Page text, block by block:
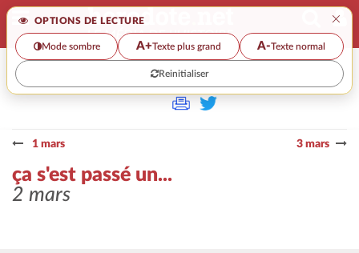
OPTIONS DE LECTURE ×
Mode sombre A+Texte plus grand A-Texte normal
Reinitialiser
>>
1 mars 3 mars
ça s'est passé un...
2 mars